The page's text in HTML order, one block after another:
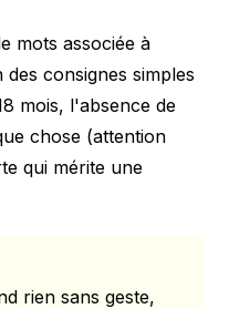
mots associée à
consignes simples
mois, l'absence de
chose (attention
qui mérite une
rien sans geste,